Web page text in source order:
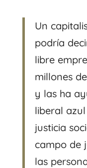
Un
podría
libre
millones
y las ha
liberal
justicia
campo de
las